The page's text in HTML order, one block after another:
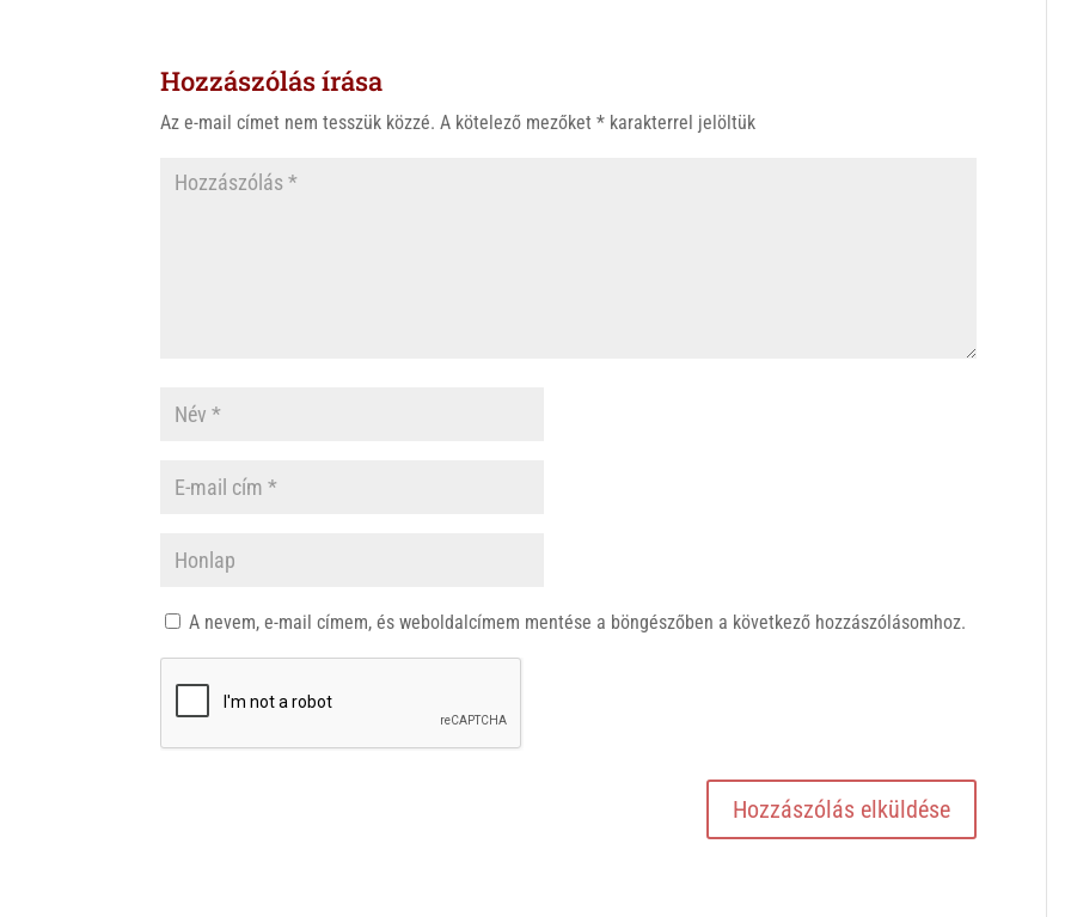
A
o
Hozzászólás írása
Az e-mail címet nem tesszük közzé. A kötelező mezőket* karakterrel jelöltük
A nevem, e-mail címem, és weboldalcímem mentése a böngészőben a következő hozzászólásomhoz.